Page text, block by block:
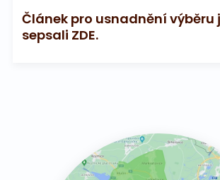
Článek pro usnadnění výběru
sepsali ZDE.